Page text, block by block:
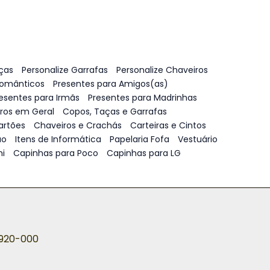
Personalize Garrafas
Personalize Chaveiros
Presentes para Amigos(as)
para Irmãs
Presentes para Madrinhas
em Geral
Copos, Taças e Garrafas
Chaveiros e Crachás
Carteiras e Cintos
Itens de Informática Papelaria Fofa
Vestuário
Capinhas para Poco Capinhas para LG
000